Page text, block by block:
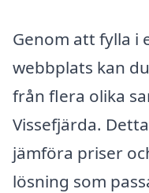
Genom att fylla i
webbplats kan
från flera olika
Vissefjärda.
jämföra priser
lösning som